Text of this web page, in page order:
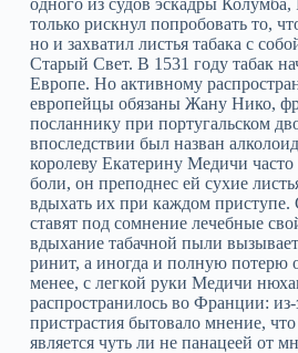
одного из судов эскадры
только рискнул попробовать то,
но и захватил листья табака с
Старый Свет. В 1531 году табак
Европе. Но активному
европейцы обязаны Жану Нико,
посланнику при португальском
впоследствии был назван
королеву Екатерину Медичи
боли, он преподнес ей сухие
вдыхать их при каждом приступе.
ставят под сомнение лечебные
вдыхание табачной пыли
ринит, а иногда и полную потерю
менее, с легкой руки Медичи
распространилось во Франции: из-
пристрастия бытовало мнение,
является чуть ли не панацеей от